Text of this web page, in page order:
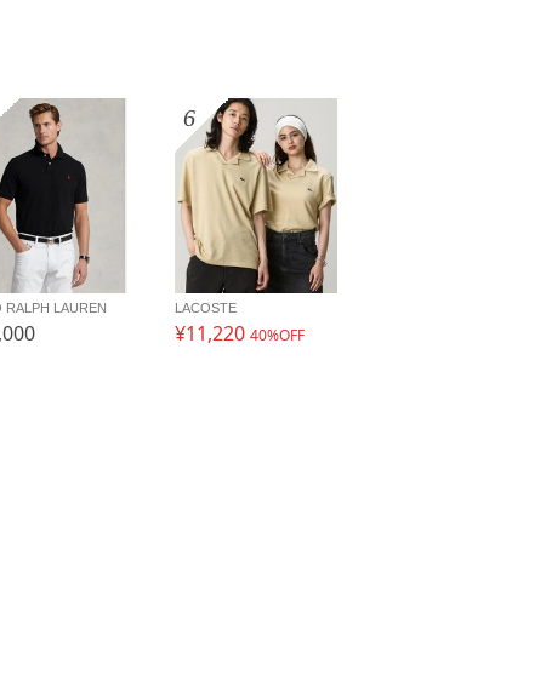
RALPH LAUREN
6
LACOSTE
¥11,220 40%OFF